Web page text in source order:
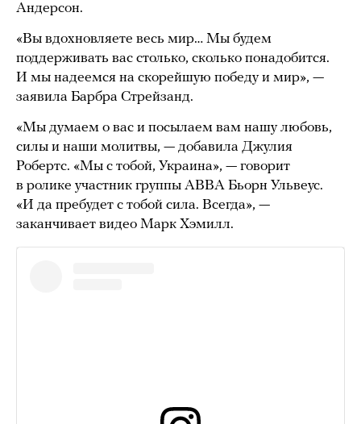
Андерсон.
«Вы вдохновляете весь мир… Мы будем
поддерживать вас столько, сколько понадобится.
И мы надеемся на скорейшую победу и мир», —
заявила Барбра Стрейзанд.
«Мы думаем о вас и посылаем вам нашу любовь,
силы и наши молитвы, — добавила Джулия
Робертс. «Мы с тобой, Украина», — говорит
в ролике участник группы ABBA Бьорн Ульвеус.
«И да пребудет с тобой сила. Всегда», —
заканчивает видео Марк Хэмилл.